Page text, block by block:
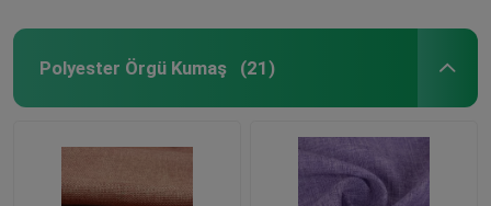
Polyester Örgü Kumaş (21)